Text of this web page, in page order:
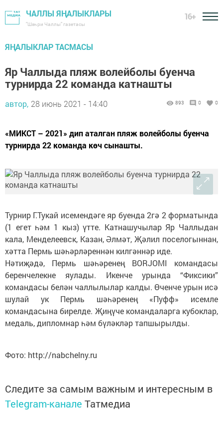
ЧАЛЛЫ ЯҢАЛЫКЛАРЫ
"Шәһри Чаллы" газетасы
16+
ЯҢАЛЫКЛАР ТАСМАСЫ
Яр Чаллыда пляж волейболы буенча
турнирда 22 команда катнашты
автор, 28 июнь 2021 - 14:40 893 0 0
«МИКСТ – 2021» дип аталган пляж волейболы буенча
турнирда 22 команда көч сынашты.
Турнир Г.Тукай исемендәге яр буенда 2гә 2 форматында
(1 егет һәм 1 кыз) үтте. Катнашучылар Яр Чаллыдан
кала, Менделеевск, Казан, Әлмәт, Җәлил поселогыннан,
хәтта Пермь шәһәрләреннән килгәннәр иде.
Нәтиҗәдә, Пермь шәһәренең BORJOMI командасы
беренчелекне яулады. Икенче урында “Фиксики”
командасы белән чаллылылар калды. Өченче урын исә
шулай ук Пермь шәһәренең «Пуфф» исемле
командасына бирелде. Җиңүче командаларга кубоклар,
медаль, дипломнар һәм бүләкләр тапшырылды.
Фото: http://nabchelny.ru
Следите за самым важным и интересным в
Telegram-канале Татмедиа